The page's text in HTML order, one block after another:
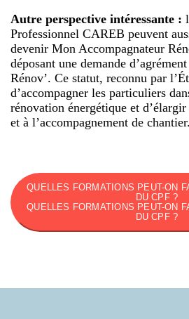
Autre perspective intéressante :
Professionnel CAREB peuvent
devenir Mon Accompagnateur
déposant une demande
Rénov’. Ce statut, reconnu par
d’accompagner les particuliers
rénovation énergétique et
et à l’accompagnement de chantier.
QUELLES FORMATIONS PEUT-ON
DU CPF ?
QUELLES FORMATIONS PEUT-ON
DU CPF ?